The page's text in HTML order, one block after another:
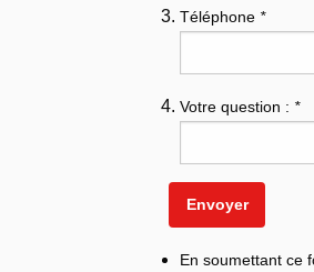
Téléphone *
Votre question : *
En soumettant ce